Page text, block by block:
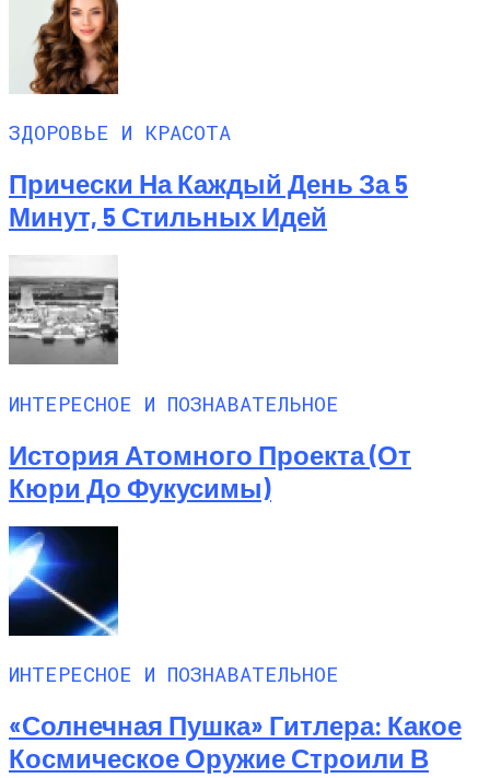
ЗДОРОВЬЕ И КРАСОТА
Прически На Каждый День За 5
Минут, 5 Стильных Идей
ИНТЕРЕСНОЕ И ПОЗНАВАТЕЛЬНОЕ
История Атомного Проекта (от
Кюри До Фукусимы)
ИНТЕРЕСНОЕ И ПОЗНАВАТЕЛЬНОЕ
«Солнечная Пушка» Гитлера: Какое
Космическое Оружие Строили В